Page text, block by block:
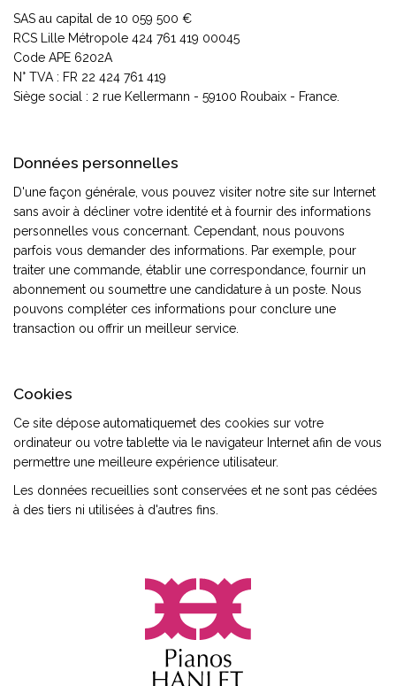
SAS au capital de 10 059 500 €
RCS Lille Métropole 424 761 419 00045
Code APE 6202A
N° TVA : FR 22 424 761 419
Siège social : 2 rue Kellermann - 59100 Roubaix - France.
Données personnelles
D'une façon générale, vous pouvez visiter notre site sur Internet
sans avoir à décliner votre identité et à fournir des informations
personnelles vous concernant. Cependant, nous pouvons
parfois vous demander des informations. Par exemple, pour
traiter une commande, établir une correspondance, fournir un
abonnement ou soumettre une candidature à un poste. Nous
pouvons compléter ces informations pour conclure une
transaction ou offrir un meilleur service.
Cookies
Ce site dépose automatiquemet des cookies sur votre
ordinateur ou votre tablette via le navigateur Internet afin de vous
permettre une meilleure expérience utilisateur.
Les données recueillies sont conservées et ne sont pas cédées
à des tiers ni utilisées à d'autres fins.